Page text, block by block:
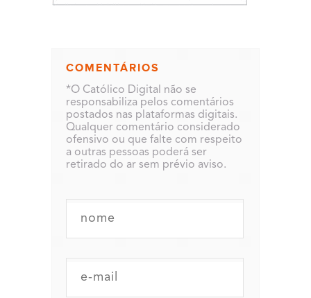
COMENTÁRIOS
*O Católico Digital não se
responsabiliza pelos comentários
postados nas plataformas digitais.
Qualquer comentário considerado
ofensivo ou que falte com respeito
a outras pessoas poderá ser
retirado do ar sem prévio aviso.